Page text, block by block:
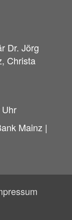
Dr. Jörg
Christa
Mainz |